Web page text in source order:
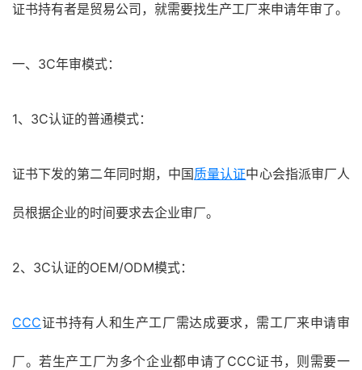
证书持有者是贸易公司，就需要找生产工厂来申请年审了。
一、3C年审模式：
1、3C认证的普通模式：
证书下发的第二年同时期，中国质量认证中心会指派审厂人
员根据企业的时间要求去企业审厂。
2、3C认证的OEM/ODM模式：
CCC证书持有人和生产工厂需达成要求，需工厂来申请审
厂。若生产工厂为多个企业都申请了CCC证书，则需要一